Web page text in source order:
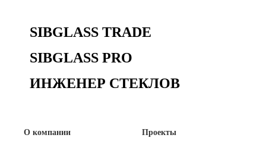
SIBGLASS TRADE
SIBGLASS PRO
ИНЖЕНЕР СТЕКЛОВ
О компании Проекты